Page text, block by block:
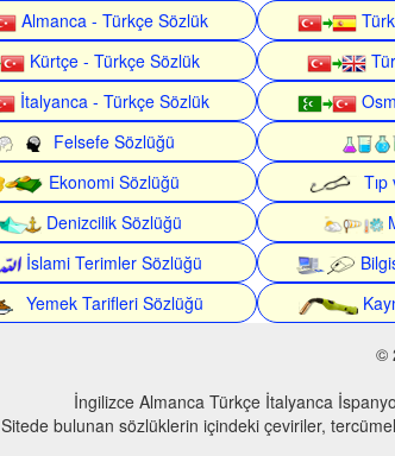
Almanca - Türkçe Sözlük
Kürtçe - Türkçe Sözlük
İtalyanca - Türkçe Sözlük
Felsefe Sözlüğü
Ekonomi Sözlüğü
Denizcilik Sözlüğü
İslami Terimler Sözlüğü
Yemek Tarifleri Sözlüğü
©
İngilizce Almanca Türkçe İtalyanca
Sitede bulunan sözlüklerin içindeki çeviriler,